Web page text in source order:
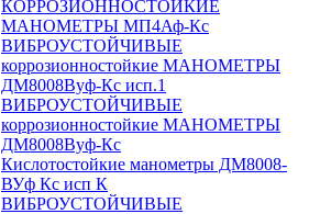
КОРРОЗИОННОСТОЙКИЕ
МАНОМЕТРЫ МП4Аф-Кс
ВИБРОУСТОЙЧИВЫЕ
коррозионностойкие МАНОМЕТРЫ
ДМ8008Вуф-Кс исп.1
ВИБРОУСТОЙЧИВЫЕ
коррозионностойкие МАНОМЕТРЫ
ДМ8008Вуф-Кс
Кислотостойкие манометры ДМ8008-
ВУф Кс исп К
ВИБРОУСТОЙЧИВЫЕ